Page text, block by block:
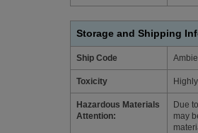
Storage and Shipping
Ship Code
Toxicity
Hazardous Materials
Attention:
Due
may